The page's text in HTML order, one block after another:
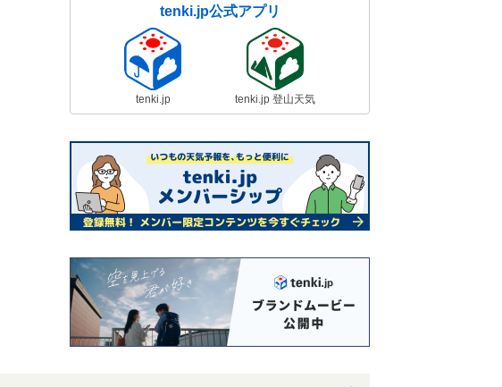
tenki.jp公式アプリ
tenki.jp tenki.jp 登山天気